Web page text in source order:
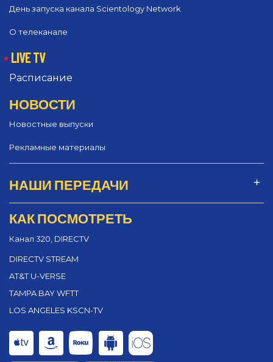
День запуска канала Scientology Network
О телеканале
LIVE TV
Расписание
НОВОСТИ
Новостные выпуски
Рекламные материалы
НАШИ ПЕРЕДАЧИ
КАК ПОСМОТРЕТЬ
Канал 320, DIRECTV
DIRECTV STREAM
AT&T U-VERSE
TAMPA BAY WFTT
LOS ANGELES KSCN-TV